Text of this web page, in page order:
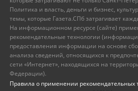
Политика и власть, деньги и бизнес,
темы, которые Газета.СПб затрагивает
На информационном ресурсе (сайте)
рекомендательные технологии
предоставления информации на основе
анализа сведений, относящихся к
сети «Интернет», находящихся на
Федерации).
Правила о применении рекомендательных